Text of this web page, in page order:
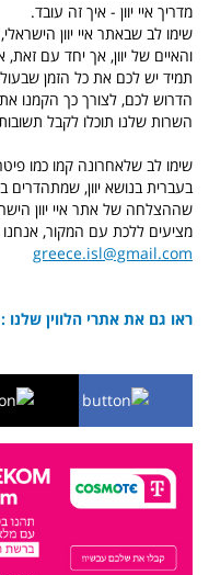
מדריך איי יוון - איך זה עובד.
שימו לב שבאתר איי יוון
והאיים של יוון, אך יחד עם
תמיד יש לכם את כל הזמן
הדרוש לכם, לצורך כך הקמנו את
השרות שלנו תוכלו לקבל
שימו לב שלאחרונה קמו כמו
בעברית בנושא יוון, שמתהדרים
שההצלחה של אתר איי יוון
מציעים ללכת עם המקור,
greece.isl@gmail.com
ראו גם את אתרי הלווין שלנו :